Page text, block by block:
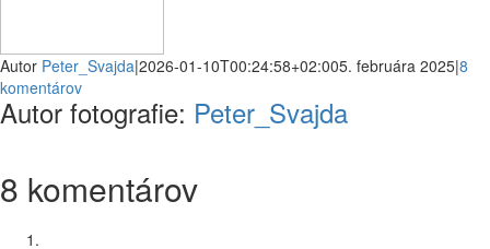
Autor Peter_Svajda|2026-01-10T00:24:58+02:005. februára 2025|8
komentárov
Autor fotografie: Peter_Svajda
8 komentárov